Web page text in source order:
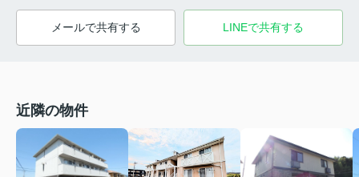
メールで共有する LINEで共有する
近隣の物件